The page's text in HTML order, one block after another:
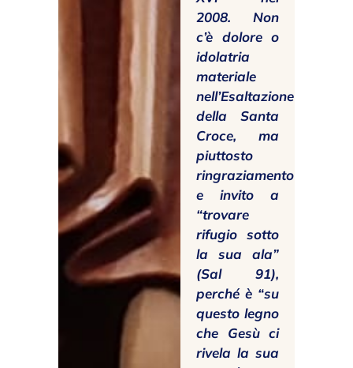
2008. Non
c’è dolore o
idolatria
materiale
nell’Esaltazione
della Santa
Croce, ma
piuttosto
ringraziamento
e invito a
“trovare
rifugio sotto
la sua ala”
(Sal 91),
perché è “su
questo legno
che Gesù ci
rivela la sua